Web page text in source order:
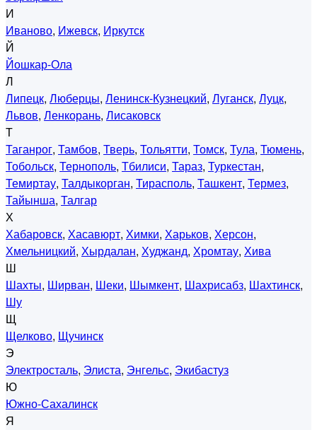
И
Иваново, Ижевск, Иркутск
Й
Йошкар-Ола
Л
Липецк, Люберцы, Ленинск-Кузнецкий, Луганск, Луцк,
Львов, Ленкорань, Лисаковск
Т
Таганрог, Тамбов, Тверь, Тольятти, Томск, Тула, Тюмень,
Тобольск, Тернополь, Тбилиси, Тараз, Туркестан,
Темиртау, Талдыкорган, Тирасполь, Ташкент, Термез,
Тайынша, Талгар
Х
Хабаровск, Хасавюрт, Химки, Харьков, Херсон,
Хмельницкий, Хырдалан, Худжанд, Хромтау, Хива
Ш
Шахты, Ширван, Шеки, Шымкент, Шахрисабз, Шахтинск,
Шу
Щ
Щелково, Щучинск
Э
Электросталь, Элиста, Энгельс, Экибастуз
Ю
Южно-Сахалинск
Я